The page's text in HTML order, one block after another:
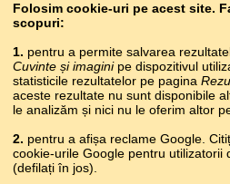
o
619
ABAZINĂ мчыбжьы,
ABHAZĂ амчыбжь
ADÎGĂ
Folosim cookie-uri pe acest site.
scopuri:
1. pentru a permite salvarea
Cuvinte și imaginipe dispozitivul
statisticile rezultatelor pe pagina
aceste rezultate nu sunt disponibile
le analizăm și nici nu le oferim altor
2. pentru a afișa reclame Google.
cookie-urile Google pentru utilizatorii
(defilați în jos).